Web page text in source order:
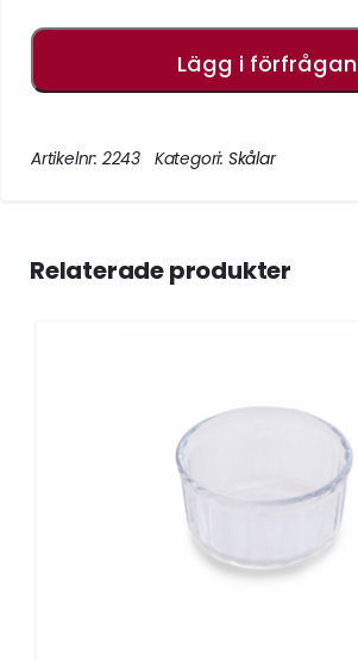
Lägg i förfrågan
Artikelnr: 2243 Kategori: Skålar
Relaterade produkter